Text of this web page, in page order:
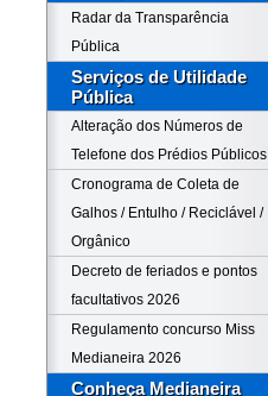
Radar da Transparência
Pública
Serviços de Utilidade
Pública
Alteração dos Números de
Telefone dos Prédios Públicos
Cronograma de Coleta de
Galhos / Entulho / Reciclável /
Orgânico
Decreto de feriados e pontos
facultativos 2026
Regulamento concurso Miss
Medianeira 2026
Conheça Medianeira